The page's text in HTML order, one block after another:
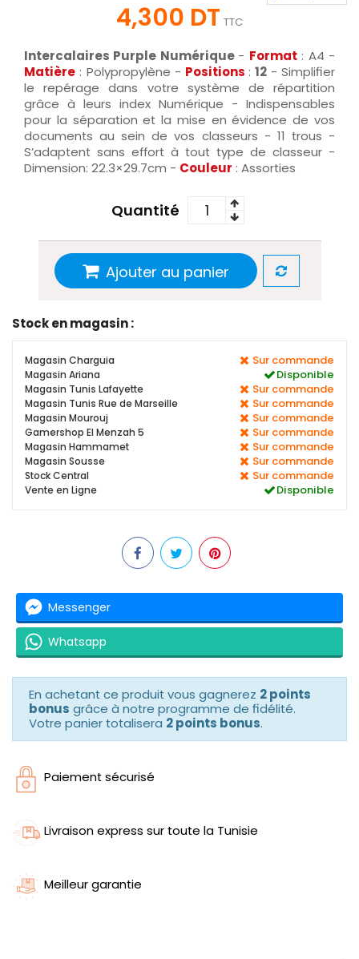
4,300 DT TTC
Intercalaires Purple Numérique - Format : A4 -
Matière : Polypropylène - Positions :12 - Simplifier
le repérage dans votre système de répartition
grâce à leurs index Numérique - Indispensables
pour la séparation et la mise en évidence de vos
documents au sein de vos classeurs - 11 trous -
S’adaptent sans effort à tout type de classeur -
Dimension: 22.3×29.7cm - Couleur : Assorties
Quantité
Ajouter au panier
Stock en magasin :
Magasin Charguia Sur commande
Magasin Ariana Disponible
Magasin Tunis Lafayette Sur commande
Magasin Tunis Rue de Marseille Sur commande
Magasin Mourouj Sur commande
Gamershop El Menzah 5 Sur commande
Magasin Hammamet Sur commande
Magasin Sousse Sur commande
Stock Central Sur commande
Vente en Ligne Disponible
Messenger
Whatsapp
En achetant ce produit vous gagnerez 2 points
bonus grâce à notre programme de fidélité.
Votre panier totalisera 2 points bonus.
Paiement sécurisé
Livraison express sur toute la Tunisie
Meilleur garantie